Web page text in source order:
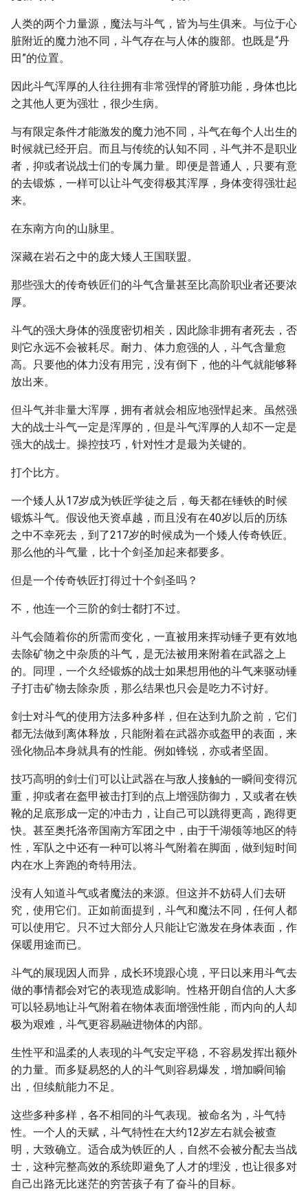
人类的两个力量源，魔法与斗气，皆为与生俱来。与位于心
脏附近的魔力池不同，斗气存在与人体的腹部。也既是“丹
田”的位置。
因此斗气浑厚的人往往拥有非常强悍的肾脏功能，身体也比
之其他人更为强壮，很少生病。
与有限定条件才能激发的魔力池不同，斗气在每个人出生的
时候就已经开启。而且与传统的认知不同，斗气并不是职业
者，抑或者说战士们的专属力量。即便是普通人，只要有意
的去锻炼，一样可以让斗气变得极其浑厚，身体变得强壮起
来。
在东南方向的山脉里。
深藏在岩石之中的庞大矮人王国联盟。
那些强大的传奇铁匠们的斗气含量甚至比高阶职业者还要浓
厚。
斗气的强大身体的强度密切相关，因此除非拥有者死去，否
则它永远不会被耗尽。耐力、体力愈强的人，斗气含量愈
高。只要他的体力没有用完，没有倒下，他的斗气就能够释
放出来。
但斗气并非量大浑厚，拥有者就会相应地强悍起来。虽然强
大的战士斗气一定是浑厚的，但是斗气浑厚的人却不一定是
强大的战士。操控技巧，针对性才是最为关键的。
打个比方。
一个矮人从17岁成为铁匠学徒之后，每天都在锤铁的时候
锻炼斗气。假设他天资卓越，而且没有在40岁以后的历练
之中不幸死去，到了217岁的时候成为一个矮人传奇铁匠。
那么他的斗气量，比十个剑圣加起来都要多。
但是一个传奇铁匠打得过十个剑圣吗？
不，他连一个三阶的剑士都打不过。
斗气会随着你的所需而变化，一直被用来挥动锤子更有效地
去除矿物之中杂质的斗气，是无法被用来附着在武器之上
的。同理，一个久经锻炼的战士如果想用他的斗气来驱动锤
子打击矿物去除杂质，那么结果也只会是吃力不讨好。
剑士对斗气的使用方法多种多样，但在达到九阶之前，它们
都无法做到离体释放，只能附着在武器亦或盔甲的表面，来
强化物品本身就具有的性能。例如锋锐，亦或者坚固。
技巧高明的剑士们可以让武器在与敌人接触的一瞬间变得沉
重，抑或者在盔甲被击打到的点上增强防御力，又或者在铁
靴的足底形成一定的冲击力，让自己可以跳得更高，跑得更
快。甚至奥托洛帝国南方军团之中，由于千湖领等地区的特
性，军队之中还有一种可以将斗气附着在脚面，做到短时间
内在水上奔跑的奇特用法。
没有人知道斗气或者魔法的来源。但这并不妨碍人们去研
究，使用它们。正如前面提到，斗气和魔法不同，任何人都
可以使用它。只不过大部分人只能让它激发在身体表面，作
保暖用途而已。
斗气的展现因人而异，成长环境跟心境，平日以来用斗气去
做的事情都会对它的表现造成影响。性格开朗自信的人大多
可以轻易地让斗气附着在物体表面增强性能，而内向的人却
极为艰难，斗气更容易融进物体的内部。
生性平和温柔的人表现的斗气安定平稳，不容易发挥出额外
的力量。而多疑易怒的人的斗气则容易爆发，增加瞬间输
出，但续航能力不足。
这些多种多样，各不相同的斗气表现。被命名为，斗气特
性。一个人的天赋，斗气特性在大约12岁左右就会被查
明，大致确立。适合成为铁匠的人，自然不会被分配去当战
士，这种完整高效的系统即避免了人才的埋没，也让很多对
自己出路无比迷茫的穷苦孩子有了奋斗的目标。